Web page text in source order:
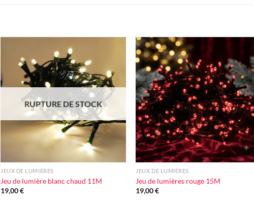
à la liste
d'envie
RUPTURE DE STOCK
JEUX DE LUMIÈRES
Jeu de lumière blanc chaud 11M
19,00€
Ajouter
à la liste
d'envie
+
JEUX DE LUMIÈRES
Jeu de lumières rouge 15M
19,00€